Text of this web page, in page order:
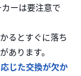
ーは要注意で
るとすぐに落ち
あります。
じた交換が欠か